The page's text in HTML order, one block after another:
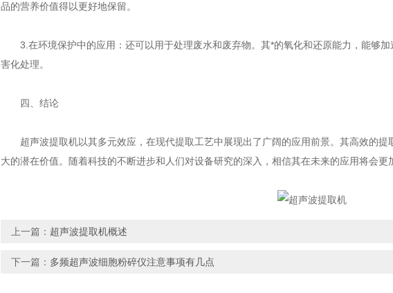
品的营养价值得以更好地保留。
3.在环境保护中的应用：还可以用于处理废水和废弃物。其*的氧化和还原能力，能够加
害化处理。
四、结论
超声波提取机以其多元效应，在现代提取工艺中展现出了广阔的应用前景。其高效的提
大的潜在价值。随着科技的不断进步和人们对设备研究的深入，相信其在未来的应用将会更
上一篇： 超声波提取机概述
下一篇： 多频超声波细胞粉碎仪注意事项有几点